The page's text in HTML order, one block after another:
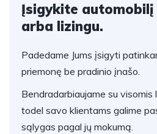
Įsigykite automobilį
arba lizingu.
Padedame Jums įsigyti
priemonę be pradinio įnašo.
Bendradarbiaujame su visomis
todel savo klientams galime
sąlygas pagal jų mokumą.